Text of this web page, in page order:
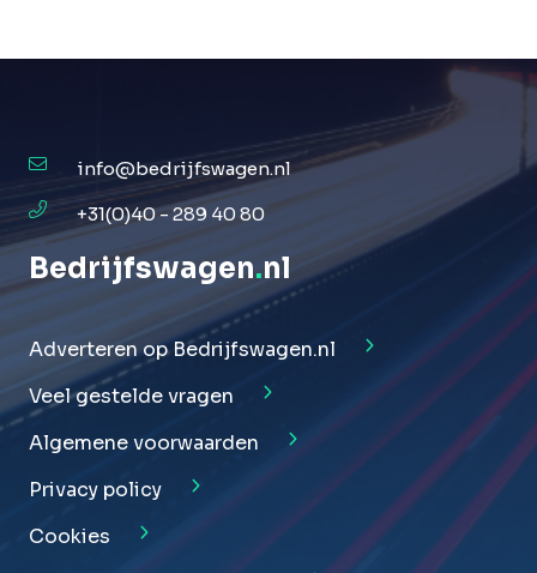
info@bedrijfswagen.nl
+31(0)40 - 289 40 80
Bedrijfswagen.nl
Adverteren op Bedrijfswagen.nl
Veel gestelde vragen
Algemene voorwaarden
Privacy policy
Cookies